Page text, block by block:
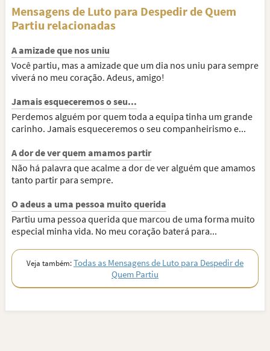
Mensagens de Luto para Despedir de Quem
Partiu relacionadas
A amizade que nos uniu
Você partiu, mas a amizade que um dia nos uniu para sempre
viverá no meu coração. Adeus, amigo!
Jamais esqueceremos o seu...
Perdemos alguém por quem toda a equipa tinha um grande
carinho. Jamais esqueceremos o seu companheirismo e...
A dor de ver quem amamos partir
Não há palavra que acalme a dor de ver alguém que amamos
tanto partir para sempre.
O adeus a uma pessoa muito querida
Partiu uma pessoa querida que marcou de uma forma muito
especial minha vida. No meu coração baterá para...
Veja também:Todas as Mensagens de Luto para Despedir de
Quem Partiu